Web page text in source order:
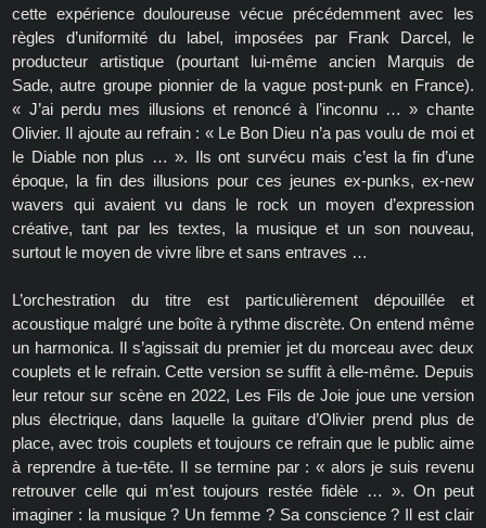
cette expérience douloureuse vécue précédemment avec les
règles d’uniformité du label, imposées par Frank Darcel, le
producteur artistique (pourtant lui-même ancien Marquis de
Sade, autre groupe pionnier de la vague post-punk en France).
« J’ai perdu mes illusions et renoncé à l’inconnu … » chante
Olivier. Il ajoute au refrain : « Le Bon Dieu n’a pas voulu de moi et
le Diable non plus … ». Ils ont survécu mais c’est la fin d’une
époque, la fin des illusions pour ces jeunes ex-punks, ex-new
wavers qui avaient vu dans le rock un moyen d’expression
créative, tant par les textes, la musique et un son nouveau,
surtout le moyen de vivre libre et sans entraves …
L’orchestration du titre est particulièrement dépouillée et
acoustique malgré une boîte à rythme discrète. On entend même
un harmonica. Il s’agissait du premier jet du morceau avec deux
couplets et le refrain. Cette version se suffit à elle-même. Depuis
leur retour sur scène en 2022, Les Fils de Joie joue une version
plus électrique, dans laquelle la guitare d’Olivier prend plus de
place, avec trois couplets et toujours ce refrain que le public aime
à reprendre à tue-tête. Il se termine par : « alors je suis revenu
retrouver celle qui m’est toujours restée fidèle … ». On peut
imaginer : la musique ? Un femme ? Sa conscience ? Il est clair